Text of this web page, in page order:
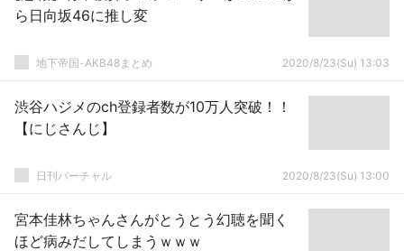
ら日向坂46に推し変
地下帝国-AKB48まとめ 2020/8/23(Su) 13:03
渋谷ハジメのch登録者数が10万人突破！！
【にじさんじ】
日刊バーチャル 2020/8/23(Su) 13:00
宮本佳林ちゃんさんがとうとう幻聴を聞く
ほど病みだしてしまうｗｗｗ